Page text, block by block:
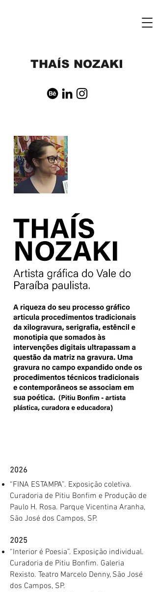
THAÍS NOZAKI
2026
“FINA ESTAMPA”. Exposição coletiva.
Curadoria de Pitiu Bonfim e Produção de
Paulo H. Rosa. Parque Vicentina Aranha,
São José dos Campos, SP.
2025
“Interior é Poesia”. Exposição individual.
Curadoria de Pitiu Bonfim. Galeria
Rexisto. Teatro Marcelo Denny, São José
dos Campos, SP.